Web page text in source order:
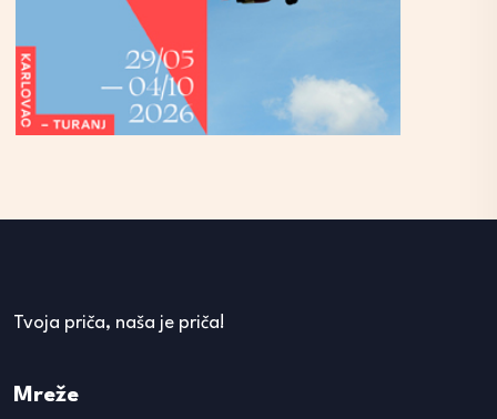
Tvoja priča, naša je priča!
Mreže